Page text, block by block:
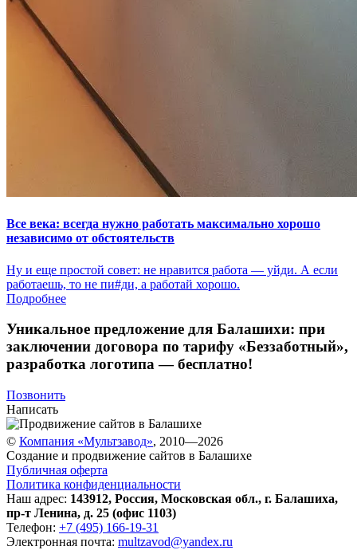
Все века: всегда нужно работать максимально хорошо
независимо от обстоятельств
Ну и еще простой совет: не нравится работа — уйди. А если
работаешь, то не пи#ди, а работай хорошо.
Подробнее
Уникальное предложение для Балашихи: при
заключении договора по тарифу «Беззаботный»,
разработка логотипа — бесплатно!
Позвонить
Написать
© Компания «Мультзавод», 2010—2026
Создание и продвижение сайтов в Балашихе
Публичная оферта
Политика конфиденциальности
Наш адрес: 143912, Россия, Московская обл., г. Балашиха,
пр-т Ленина, д. 25 (офис 1103)
Телефон: +7 (495) 166-19-31
Электронная почта: multzavod@yandex.ru